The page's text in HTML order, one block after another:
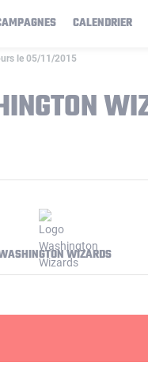
CALENDRIER
le 05/11/2015
WIZARDS